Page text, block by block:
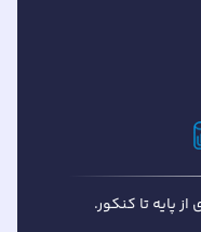
پایه تا کنکور.